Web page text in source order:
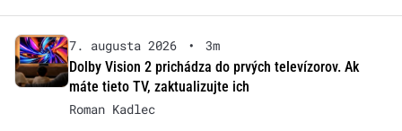
7. augusta 2026 •
3m
Dolby Vision 2 prichádza do prvých televízorov. Ak
máte tieto TV, zaktualizujte ich
Roman Kadlec